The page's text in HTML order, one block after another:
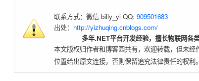
联系方式：微信 billy_yi QQ: 909501683
出处： http://yizhuqing.cnblogs.com/
多年.NET平台开发经验，擅长物联网各
本文版权归作者和博客园共有，欢迎转载，但未
位置给出原文连接，否则保留追究法律责任的权利。